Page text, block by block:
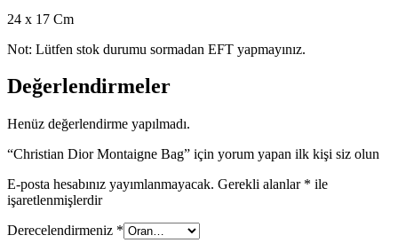
24 x 17 Cm
Not: Lütfen stok durumu sormadan EFT yapmayınız.
Değerlendirmeler
Henüz değerlendirme yapılmadı.
“Christian Dior Montaigne Bag” için yorum yapan ilk kişi siz olun
E-posta hesabınız yayımlanmayacak. Gerekli alanlar * ile
işaretlenmişlerdir
Derecelendirmeniz *